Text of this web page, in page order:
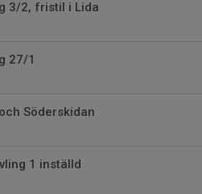
3/2, fristil i Lida
27/1
Söderskidan
1 inställd